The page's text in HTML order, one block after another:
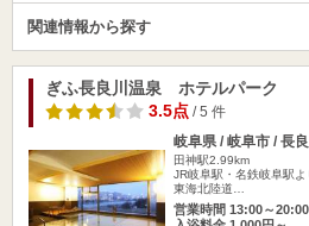
関連情報から探す
ぎふ長良川温泉 ホテルパーク
3.5点/ 5 件
岐阜県 / 岐阜市 / 長
田神駅2.99km
JR岐阜駅・名鉄岐阜駅
東海北陸道…
営業時間 13:00～20:00